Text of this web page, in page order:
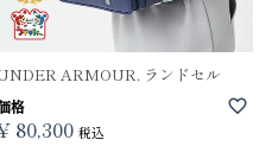
ARMOUR. ランドセル
格
80,300 税込